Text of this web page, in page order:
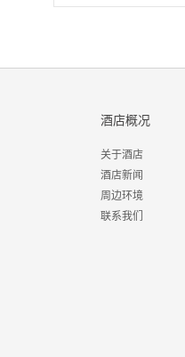
酒店概况
关于酒店
酒店新闻
周边环境
联系我们